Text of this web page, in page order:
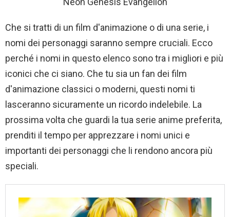
Che si tratti di un film d'animazione o di una serie, i
nomi dei personaggi saranno sempre cruciali. Ecco
perché i nomi in questo elenco sono tra i migliori e più
iconici che ci siano. Che tu sia un fan dei film
d'animazione classici o moderni, questi nomi ti
lasceranno sicuramente un ricordo indelebile. La
prossima volta che guardi la tua serie anime preferita,
prenditi il ​​tempo per apprezzare i nomi unici e
importanti dei personaggi che li rendono ancora più
speciali.